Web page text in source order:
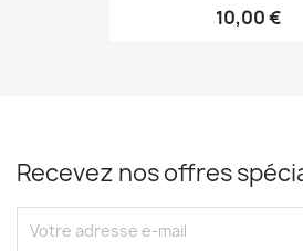
10,00 €
Recevez nos offres